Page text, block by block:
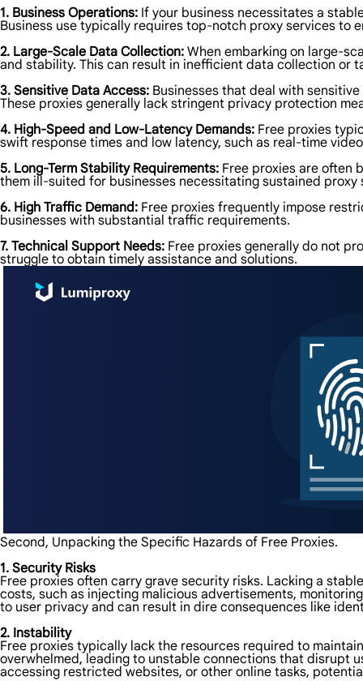
1. Business Operations: If your business necessitates a
Business use typically requires top-notch proxy services to
2. Large-Scale Data Collection: When embarking on large-
and stability. This can result in inefficient data collection or
3. Sensitive Data Access: Businesses that deal with
These proxies generally lack stringent privacy protection
4. High-Speed and Low-Latency Demands: Free proxies
swift response times and low latency, such as real-time
5. Long-Term Stability Requirements: Free proxies are often
them ill-suited for businesses necessitating sustained proxy
6. High Traffic Demand: Free proxies frequently impose
businesses with substantial traffic requirements.
7. Technical Support Needs: Free proxies generally do not
struggle to obtain timely assistance and solutions.
Second, Unpacking the Specific Hazards of Free Proxies.
1. Security Risks
Free proxies often carry grave security risks. Lacking a
costs, such as injecting malicious advertisements,
to user privacy and can result in dire consequences like
2. Instability
Free proxies typically lack the resources required to
overwhelmed, leading to unstable connections that disrupt
accessing restricted websites, or other online tasks,